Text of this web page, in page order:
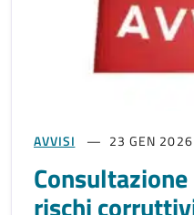
AVVISI 23 GEN 2026
rischi